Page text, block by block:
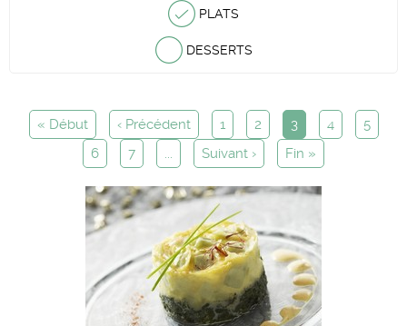
PLATS
DESSERTS
« Début ‹ Précédent 1 2 3 4
5
6
7 ... Suivant › Fin »